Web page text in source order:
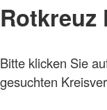
Rotkreuz
Bitte klicken Sie
gesuchten